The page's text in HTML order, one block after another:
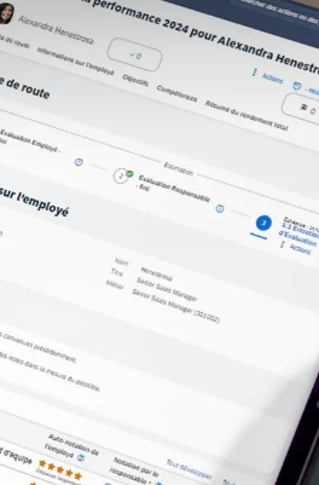
Services Univers RH À propos